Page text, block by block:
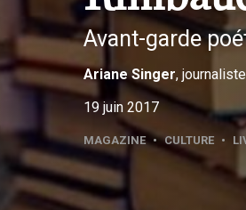
Avant-garde
Ariane Singer,
19 juin 2017
MAGAZINE • CULTURE •